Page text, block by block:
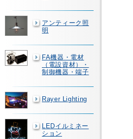
アンティーク照
明
FA機器・電材
（電設資材）・
制御機器・端子
Rayer Lighting
LEDイルミネー
ション